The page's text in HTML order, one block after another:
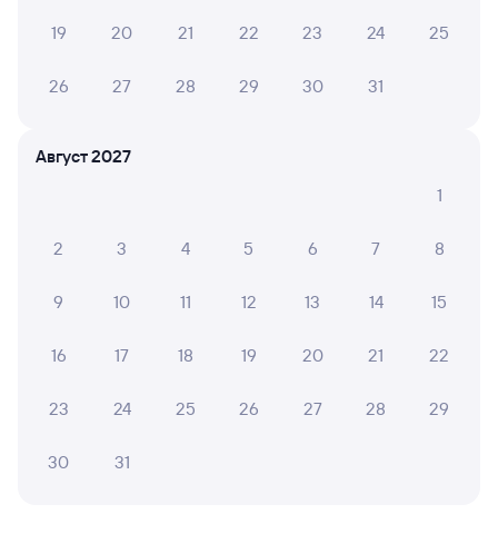
А ещё здесь можно найти
19 20 21 22 23 24 25
26 27 28 29 30 31
Август 2027
1
2 3 4 5 6 7 8
9 10 11 12 13 14 15
16 17 18 19 20 21 22
23 24 25 26 27 28 29
30 31